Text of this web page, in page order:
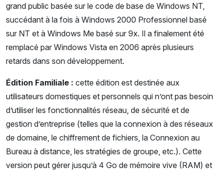
grand public basée sur le code de base de Windows NT,
succédant à la fois à Windows 2000 Professionnel basé
sur NT et à Windows Me basé sur 9x. Il a finalement été
remplacé par Windows Vista en 2006 après plusieurs
retards dans son développement.
Édition Familiale : cette édition est destinée aux
utilisateurs domestiques et personnels qui n’ont pas besoin
d’utiliser les fonctionnalités réseau, de sécurité et de
gestion d’entreprise (telles que la connexion à des réseaux
de domaine, le chiffrement de fichiers, la Connexion au
Bureau à distance, les stratégies de groupe, etc.). Cette
version peut gérer jusqu’à 4 Go de mémoire vive (RAM) et